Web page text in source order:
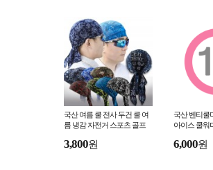
국산 여름 쿨 전사 두건 쿨 여
름 냉감 자전거 스포츠 골프
3,800원
국산 벤티쿨
아이스 쿨워
포츠마스크
6,000원